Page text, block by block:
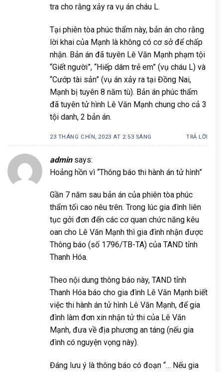
tra cho rằng xảy ra vụ án cháu L.
Tại phiên tòa phúc thẩm này, bản án cho rằng
lời khai của Mạnh là không có cơ sở để chấp
nhận. Bản án đã tuyên Lê Văn Mạnh phạm tội
“Giết người”, “Hiếp dâm trẻ em” (vụ cháu L) và
“Cướp tài sản” (vụ án xảy ra tại Đồng Nai,
Mạnh bị tuyên 8 năm tù). Bản án phúc thẩm
đã tuyên tử hình Lê Văn Mạnh chung cho cả 3
tội danh, 2 bản án.
23 THÁNG CHÍN, 2023 AT 2:53 SÁNG TRẢ LỜI
admin says:
Hoảng hồn vì “Thông báo thi hành án tử hình”
Gần 7 năm sau bản án của phiên tòa phúc
thẩm tối cao nêu trên. Trong lúc gia đình liên
tục gởi đơn đến các cơ quan chức năng kêu
oan cho Lê Văn Mạnh thì gia đình nhận được
Thông báo (số 1796/TB-TA) của TAND tỉnh
Thanh Hóa.
Theo nội dung thông báo này, TAND tỉnh
Thanh Hóa báo cho gia đình Lê Văn Mạnh biết
việc thi hành án tử hình Lê Văn Mạnh, để gia
đình làm đơn xin nhận tử thi của Lê Văn
Mạnh, đưa về địa phương an táng (nếu gia
đình có nguyện vọng này).
Đáng lưu ý là thông báo có đoạn “… Nếu gia